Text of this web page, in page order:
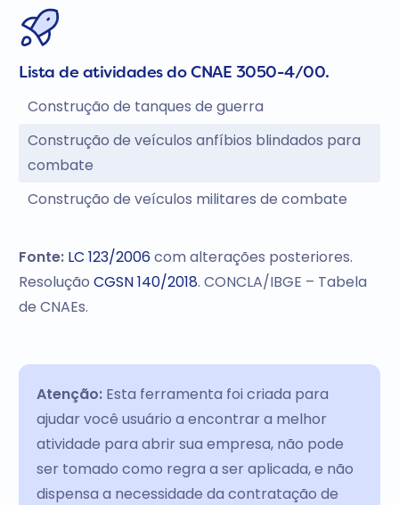
Lista de atividades do CNAE 3050-4/00.
Construção de tanques de guerra
Construção de veículos anfíbios blindados para
combate
Construção de veículos militares de combate
Fonte: LC 123/2006com alterações posteriores.
ResoluçãoCGSN 140/2018. CONCLA/IBGE – Tabela
de CNAEs.
Atenção:Esta ferramenta foi criada para
ajudar você usuário a encontrar a melhor
atividade para abrir sua empresa, não pode
ser tomado como regra a ser aplicada, e não
dispensa a necessidade da contratação de